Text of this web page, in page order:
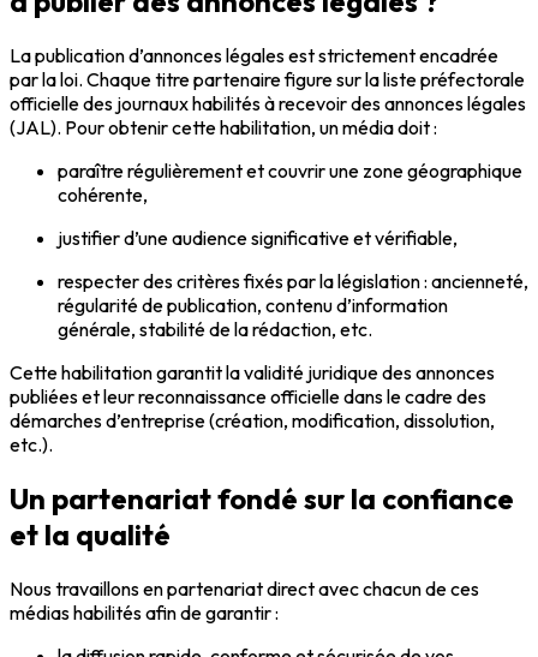
La publication d’annonces légales est strictement encadrée
par la loi. Chaque titre partenaire figure sur la liste préfectorale
officielle des journaux habilités à recevoir des annonces légales
(JAL). Pour obtenir cette habilitation, un média doit :
paraître régulièrement et couvrir une zone géographique
cohérente,
justifier d’une audience significative et vérifiable,
respecter des critères fixés par la législation : ancienneté,
régularité de publication, contenu d’information
générale, stabilité de la rédaction, etc.
Cette habilitation garantit la validité juridique des annonces
publiées et leur reconnaissance officielle dans le cadre des
démarches d’entreprise (création, modification, dissolution,
etc.).
Un partenariat fondé sur la confiance
et la qualité
Nous travaillons en partenariat direct avec chacun de ces
médias habilités afin de garantir :